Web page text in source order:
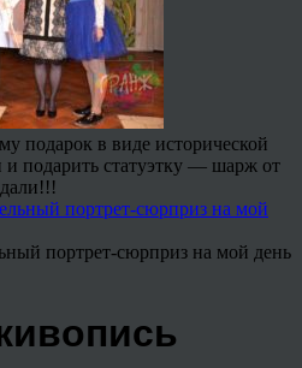
подарок в виде исторической
подарить статуэтку — шарж от
портрет-сюрприз на мой день